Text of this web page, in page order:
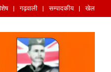
गढ़वाली सम्पादकीय खेल